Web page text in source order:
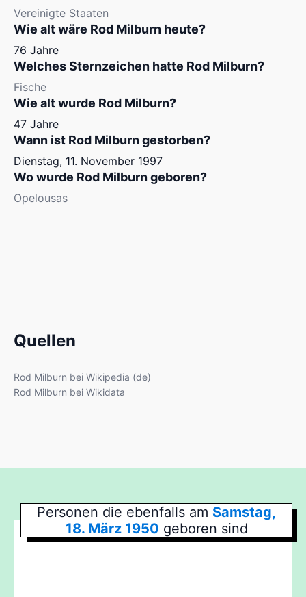
Vereinigte Staaten
Wie alt wäre Rod Milburn heute?
76 Jahre
Welches Sternzeichen hatte Rod Milburn?
Fische
Wie alt wurde Rod Milburn?
47 Jahre
Wann ist Rod Milburn gestorben?
Dienstag, 11. November 1997
Wo wurde Rod Milburn geboren?
Opelousas
Quellen
Rod Milburn bei Wikipedia (de)
Rod Milburn bei Wikidata
Personen die ebenfalls am Samstag,
18. März 1950 geboren sind